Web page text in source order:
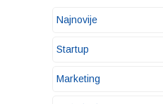
Najnovije
Startup
Marketing